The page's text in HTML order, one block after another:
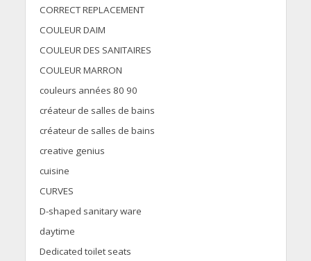
CORRECT REPLACEMENT
COULEUR DAIM
COULEUR DES SANITAIRES
COULEUR MARRON
couleurs années 80 90
créateur de salles de bains
créateur de salles de bains
creative genius
cuisine
CURVES
D-shaped sanitary ware
daytime
Dedicated toilet seats